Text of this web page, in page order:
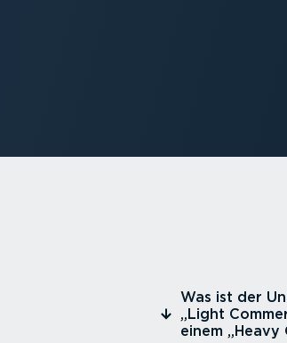
⁠Was ist der
„Light
einem „Heavy